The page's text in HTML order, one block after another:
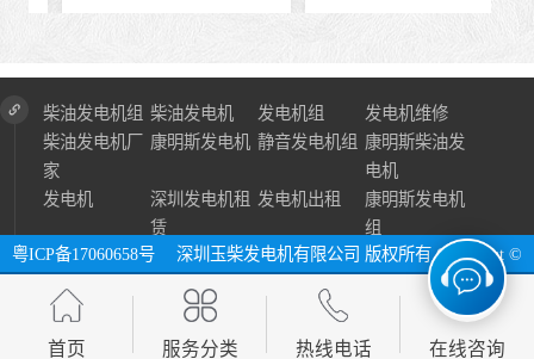
柴油发电机组 柴油发电机 发电机组
发电机维修
柴油发电机厂
家
康明斯发电机 静音发电机组 康明斯柴油发
电机
发电机
深圳发电机租
赁
发电机出租
康明斯发电机
组
粤ICP备17060658号
深圳玉柴发电机有限公司 版权所有 Copyright ©
2024 All Right Reserve ⓔ 网址：http://www.szycfdj.com网站地图
首页 服务分类 热线电话 在线咨询